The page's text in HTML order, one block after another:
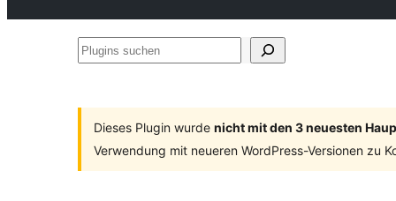
Plugins
Dieses Plugin wurde nicht mit den 3 neuesten
Verwendung mit neueren WordPress-Versionen zu